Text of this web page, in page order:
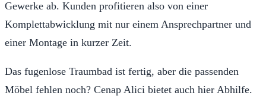
Gewerke ab. Kunden profitieren also von einer
Komplettabwicklung mit nur einem Ansprechpartner und
einer Montage in kurzer Zeit.
Das fugenlose Traumbad ist fertig, aber die passenden
Möbel fehlen noch? Cenap Alici bietet auch hier Abhilfe.